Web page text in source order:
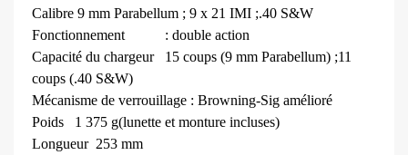
Calibre 9 mm Parabellum ; 9 x 21 IMI ;.40 S&W
Fonctionnement
: double action
Capacité du chargeur
15 coups (9 mm Parabellum) ;11
coups (.40 S&W)
Mécanisme de verrouillage : Browning-Sig amélioré
Poids
1 375 g(lunette et monture incluses)
Longueur 253 mm